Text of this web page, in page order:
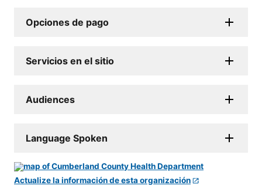
Opciones de pago
Servicios en el sitio
Audiences
Language Spoken
Actualize la información de esta organización